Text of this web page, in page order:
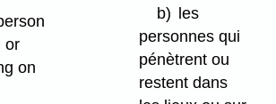
or
on
b) les
personnes qui
pénètrent ou
restent dans